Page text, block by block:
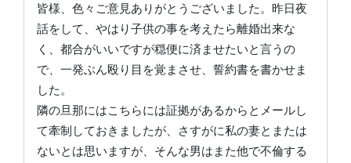
皆様、色々ご意見ありがとうございました。昨日夜
話をして、やはり子供の事を考えたら離婚出来な
く、都合がいいですが穏便に済ませたいと言うの
で、一発ぶん殴り目を覚まさせ、誓約書を書かせま
した。
隣の旦那にはこちらには証拠があるからとメールし
て牽制しておきましたが、さすがに私の妻とまたは
ないとは思いますが、そんな男はまた他で不倫する